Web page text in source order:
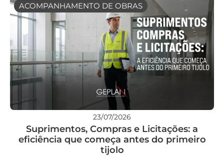
ACOMPANHAMENTO DE OBRAS
23/07/2026
Suprimentos, Compras e Licitações: a
eficiência que começa antes do primeiro
tijolo